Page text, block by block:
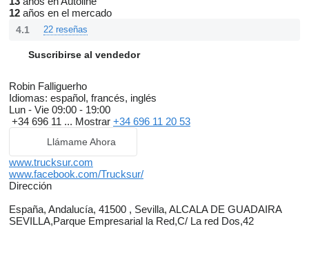
12 años en el mercado
4.1 22 reseñas
Suscribirse al vendedor
Robin Falliguerho
Idiomas: español, francés, inglés
Lun - Vie 09:00 - 19:00
+34 696 11 ... Mostrar +34 696 11 20 53
Llámame Ahora
www.trucksur.com
www.facebook.com/Trucksur/
Dirección
España, Andalucía, 41500 , Sevilla, ALCALA DE GUADAIRA
SEVILLA,Parque Empresarial la Red,C/ La red Dos,42